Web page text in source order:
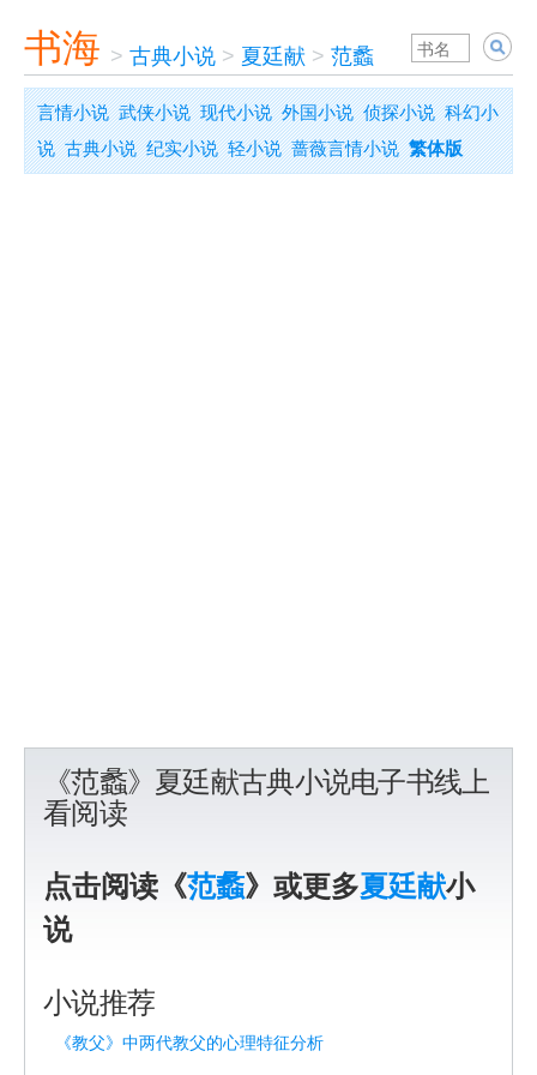
书海 > 古典小说 > 夏廷献 > 范蠡
言情小说 武侠小说 现代小说 外国小说 侦探小说 科幻小
说 古典小说 纪实小说 轻小说 蔷薇言情小说 繁体版
《范蠡》夏廷献古典小说电子书线上
看阅读
点击阅读《范蠡》或更多夏廷献小
说
小说推荐
《教父》中两代教父的心理特征分析